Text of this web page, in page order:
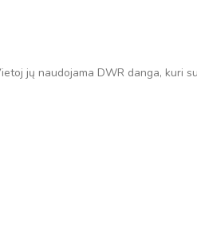
jų naudojama DWR danga, kuri